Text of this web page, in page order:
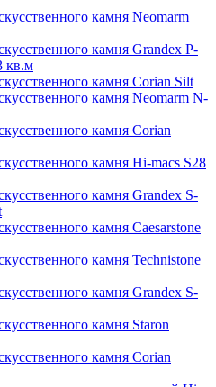
камня Neomarm
камня Grandex P-
кв.м
камня Corian Silt
камня Neomarm N-
камня Corian
камня Hi-macs S28
камня Grandex S-
камня Caesarstone
камня Technistone
камня Grandex S-
камня Staron
камня Corian